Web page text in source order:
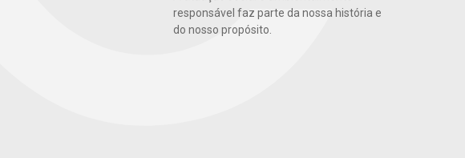
responsável faz parte da nossa história e
do nosso propósito.